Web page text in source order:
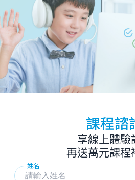
課程諮
享線上體驗
再送萬元課程
姓名